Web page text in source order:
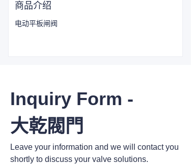
商品介绍
电动平板闸阀
Inquiry Form -
大乾閥門
Leave your information and we will contact you
shortly to discuss your valve solutions.